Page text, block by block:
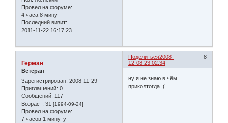
Провел на форуме:
4 часа 8 минут
Последний визит:
2011-11-22 16:17:23
Поделиться 8
2008-
12-08 23:02:34
Герман
Ветеран
Зарегистрирован: 2008-11-29
Приглашений: 0
Сообщений: 117
Возраст: 31 [1994-09-24]
Провел на форуме:
7 часов 1 минуту
ну я не знаю в чём
приколтогда..(